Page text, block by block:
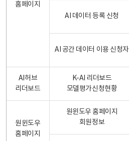
홈페이지
AI 데이터 등록 신청
AI 공간 데이터 이용 신청자
AI허브
리더보드
K-AI 리더보드
모델평가신청현황
원윈도우
홈페이지
원윈도우 홈페이지
회원정보